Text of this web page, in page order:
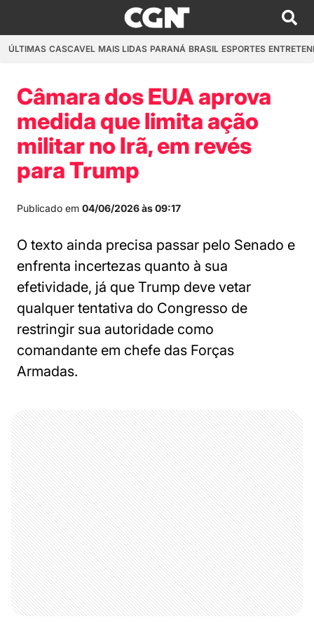
ÚLTIMAS CASCAVEL MAIS LIDAS PARANÁ BRASIL ESPORTES
Câmara dos EUA aprova
medida que limita ação
militar no Irã, em revés
para Trump
Publicado em 04/06/2026 às 09:17
O texto ainda precisa passar pelo Senado e
enfrenta incertezas quanto à sua
efetividade, já que Trump deve vetar
qualquer tentativa do Congresso de
restringir sua autoridade como
comandante em chefe das Forças
Armadas.